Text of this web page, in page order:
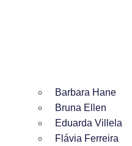
Barbara Hane
Bruna Ellen
Eduarda Villela
Flávia Ferreira